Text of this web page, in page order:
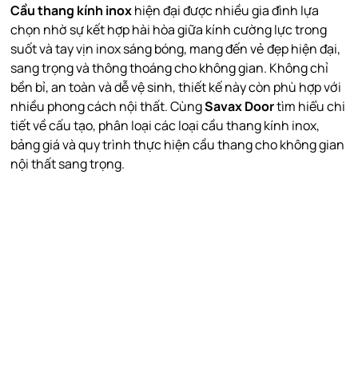
Cầu thang kính inoxhiện đại được nhiều gia đình lựa
chọn nhờ sự kết hợp hài hòa giữa kính cường lực trong
suốt và tay vịn inox sáng bóng, mang đến vẻ đẹphiện đại,
sang trọng và thông thoángcho không gian. Không chỉ
bền bỉ, an toàn và dễ vệ sinh, thiết kế này còn phù hợp với
nhiều phong cách nội thất. CùngSavax Doortìm hiểu chi
tiết về cấu tạo, phân loại các loại cầu thang kính inox,
bảng giá và quy trình thực hiện cầu thang cho không gian
nội thất sang trọng.